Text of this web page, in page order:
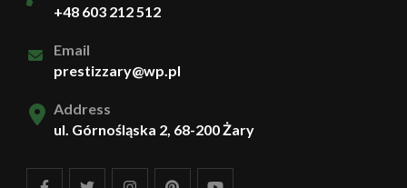
+48 603 212 512
Email
prestizzary@wp.pl
Address
ul. Górnośląska 2, 68-200 Żary